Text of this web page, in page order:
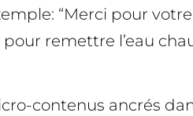
“Merci pour
remettre l’eau
contenus ancrés